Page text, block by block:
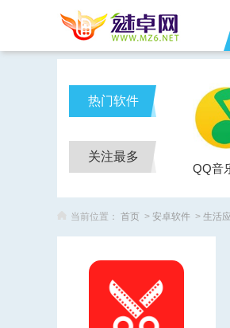
热门软件
关注最多
QQ音
当前位置： 首页 > 安卓软件 > 生活